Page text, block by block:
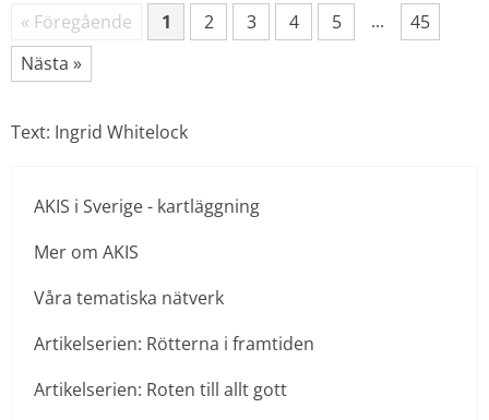
Fler sökträffar
« Föregående Sida
1 Sida
2 Sida
3 Sida
4 Sida
5 ... Sida
45
Nästa »
Text: Ingrid Whitelock
AKIS i Sverige - kartläggning
Mer om AKIS
Våra tematiska nätverk
Artikelserien: Rötterna i framtiden
Artikelserien: Roten till allt gott